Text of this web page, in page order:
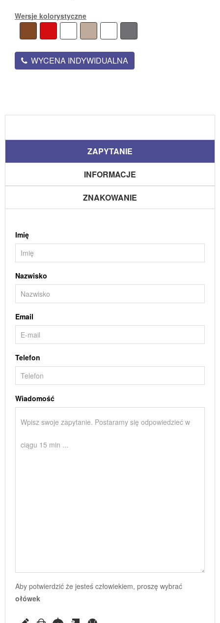
Wersje kolorystyczne
WYCENA INDYWIDUALNA
ZAPYTANIE
INFORMACJE
ZNAKOWANIE
Imię
Nazwisko
Email
Telefon
Wiadomość
Aby potwierdzić że jesteś człowiekiem, proszę wybrać
ołówek